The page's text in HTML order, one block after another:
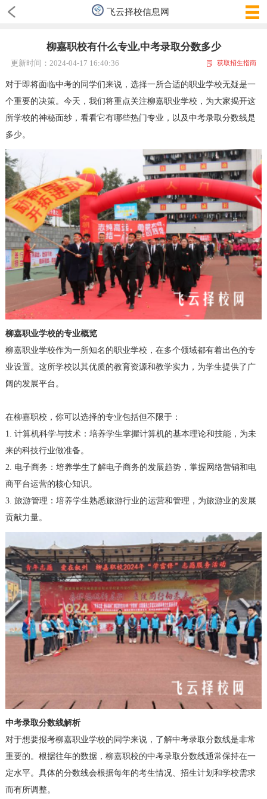
飞云择校信息网
柳嘉职校有什么专业,中考录取分数多少
更新时间：2024-04-17 16:40:36 获取招生指南
对于即将面临中考的同学们来说，选择一所合适的职业学校无疑是一
个重要的决策。今天，我们将重点关注柳嘉职业学校，为大家揭开这
所学校的神秘面纱，看看它有哪些热门专业，以及中考录取分数线是
多少。
柳嘉职业学校的专业概览
柳嘉职业学校作为一所知名的职业学校，在多个领域都有着出色的专
业设置。这所学校以其优质的教育资源和教学实力，为学生提供了广
阔的发展平台。
在柳嘉职校，你可以选择的专业包括但不限于：
1. 计算机科学与技术：培养学生掌握计算机的基本理论和技能，为未
来的科技行业做准备。
2. 电子商务：培养学生了解电子商务的发展趋势，掌握网络营销和电
商平台运营的核心知识。
3. 旅游管理：培养学生熟悉旅游行业的运营和管理，为旅游业的发展
贡献力量。
中考录取分数线解析
对于想要报考柳嘉职业学校的同学来说，了解中考录取分数线是非常
重要的。根据往年的数据，柳嘉职校的中考录取分数线通常保持在一
定水平。具体的分数线会根据每年的考生情况、招生计划和学校需求
而有所调整。